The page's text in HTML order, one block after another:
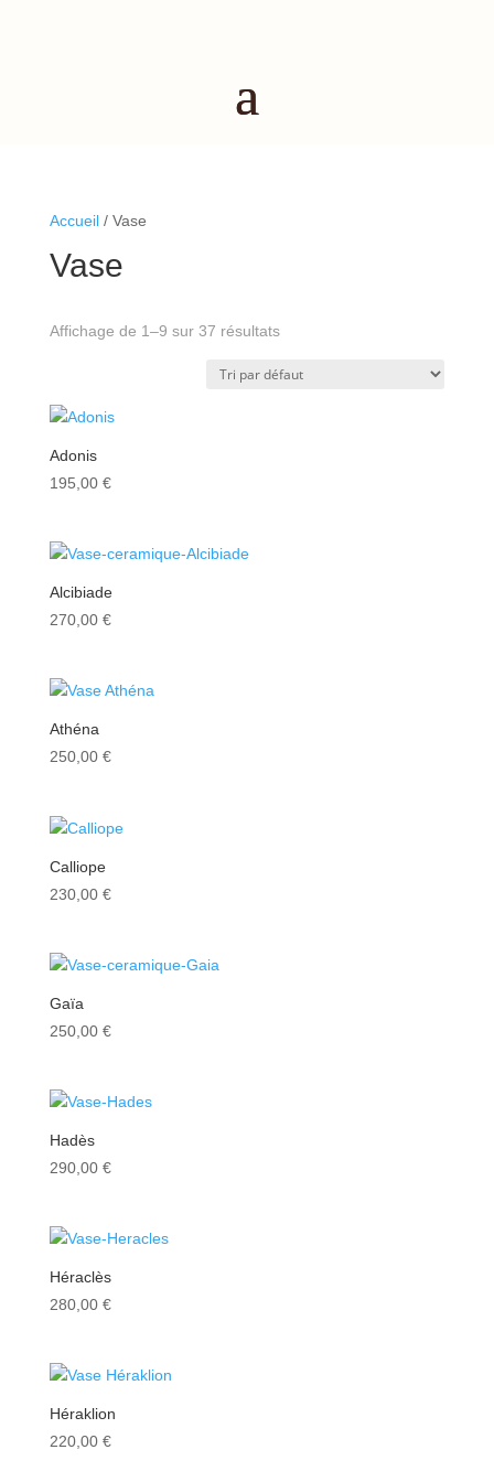
Accueil/ Vase
Vase
Affichage de 1–9 sur 37 résultats
Adonis
195,00 €
Alcibiade
270,00 €
Athéna
250,00 €
Calliope
230,00 €
Gaïa
250,00 €
Hadès
290,00 €
Héraclès
280,00 €
Héraklion
220,00 €